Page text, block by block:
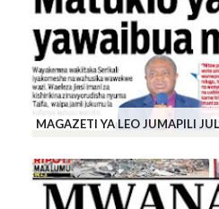
MAGAZETI YA LEO JUMAPILI